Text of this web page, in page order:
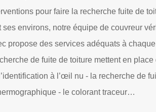
pour faire la recherche fuite de
environs, notre équipe de couvreur
propose des services adéquats à
de fuite de toiture mettent en place
à l’œil nu - la recherche de
- le colorant traceur…